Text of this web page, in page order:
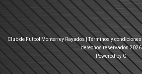
Club de Futbol Monterrey Rayados |Términos y condiciones
derechos reservados 2026
Powered by G